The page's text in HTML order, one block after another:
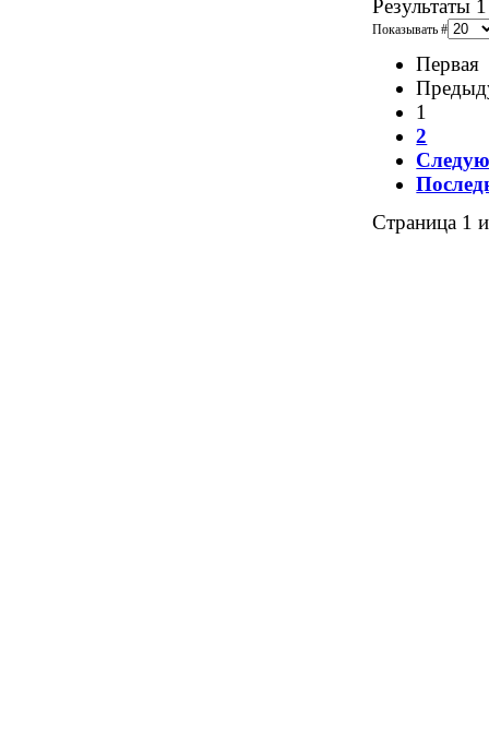
Результаты
Показывать #
Первая
1
2
Страница 1